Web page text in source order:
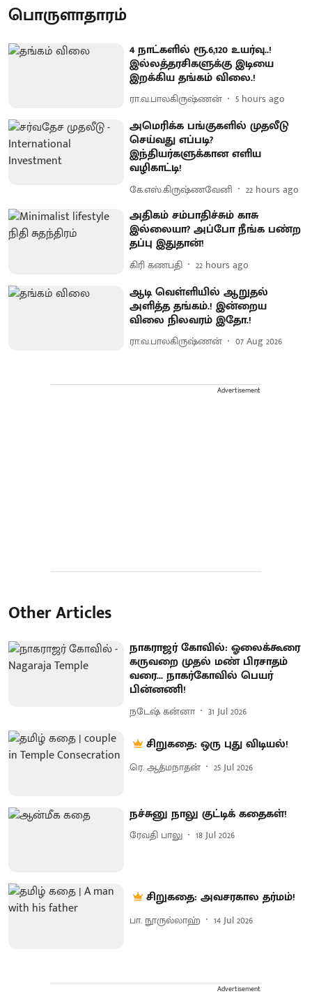
பொருளாதாரம்
4 நாட்களில் ரூ.6,120 உயர்வு..!
இல்லத்தரசிகளுக்கு இடியை
இறக்கிய தங்கம் விலை.!
ரா.வ.பாலகிருஷ்ணன் 5 hours ago
அமெரிக்க பங்குகளில் முதலீடு
செய்வது எப்படி?
இந்தியர்களுக்கான எளிய
வழிகாட்டி!
கே.எஸ்.கிருஷ்ணவேனி 22 hours ago
அதிகம் சம்பாதிச்சும் காசு
இல்லையா? அப்போ நீங்க பண்ற
தப்பு இதுதான்!
கிரி கணபதி 22 hours ago
ஆடி வெள்ளியில் ஆறுதல்
அளித்த தங்கம்.! இன்றைய
விலை நிலவரம் இதோ.!
ரா.வ.பாலகிருஷ்ணன் 07 Aug 2026
Advertisement
Other Articles
நாகராஜர் கோவில்: ஓலைக்கூரை
கருவறை முதல் மண் பிரசாதம்
வரை... நாகர்கோவில் பெயர்
பின்னணி!
நடேஷ் கன்னா 31 Jul 2026
சிறுகதை: ஒரு புது விடியல்!
ரெ. ஆத்மநாதன் 25 Jul 2026
நச்சுனு நாலு குட்டிக் கதைகள்!
ரேவதி பாலு 18 Jul 2026
சிறுகதை: அவசரகால தர்மம்!
பா. நூருல்லாஹ் 14 Jul 2026
Advertisement